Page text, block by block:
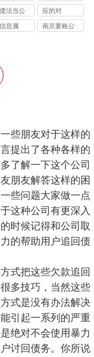
的 3 种
手段详
务所的区
别：债务追
讨该选哪类
司
法当公
应的对
息属
南京要账公
些朋友对于这样的
提出了各种各样的
了解一下这个公司
朋友解答这样的困
些问题大家做一点
这种公司有更深入
时候记得和公司取
的帮助用户追回债
式把这些欠款追回
多技巧，当然这些
式是没有办法解决
引起一系列的严重
绝对不会使用暴力
讨回债务。你所说